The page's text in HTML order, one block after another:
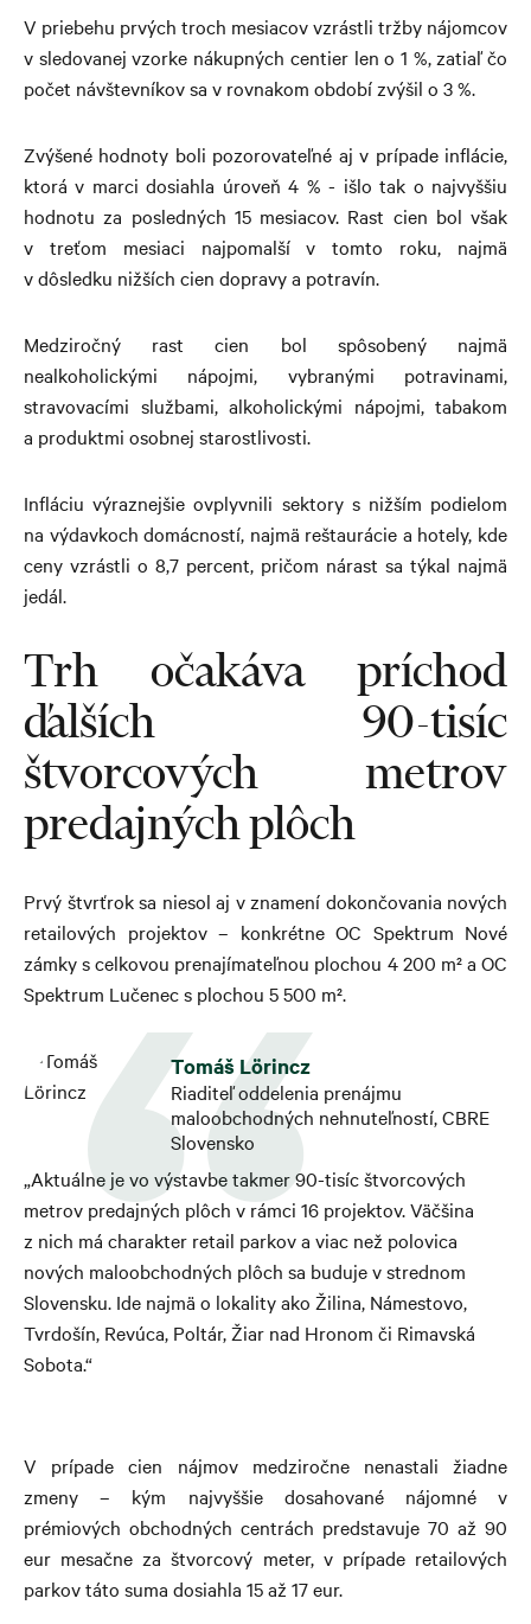
V priebehu prvých troch mesiacov vzrástli tržby nájomcov
v sledovanej vzorke nákupných centier len o 1 %, zatiaľ čo
počet návštevníkov sa v rovnakom období zvýšil o 3 %.
Zvýšené hodnoty boli pozorovateľné aj v prípade inflácie,
ktorá v marci dosiahla úroveň 4 % - išlo tak o najvyššiu
hodnotu za posledných 15 mesiacov. Rast cien bol však
v treťom mesiaci najpomalší v tomto roku, najmä
v dôsledku nižších cien dopravy a potravín.
Medziročný rast cien bol spôsobený najmä
nealkoholickými nápojmi, vybranými potravinami,
stravovacími službami, alkoholickými nápojmi, tabakom
a produktmi osobnej starostlivosti.
Infláciu výraznejšie ovplyvnili sektory s nižším podielom
na výdavkoch domácností, najmä reštaurácie a hotely, kde
ceny vzrástli o 8,7 percent, pričom nárast sa týkal najmä
jedál.
Trh očakáva príchod
ďalších 90-tisíc
štvorcových metrov
predajných plôch
Prvý štvrťrok sa niesol aj v znamení dokončovania nových
retailových projektov – konkrétne OC Spektrum Nové
zámky s celkovou prenajímateľnou plochou 4 200 m² a OC
Spektrum Lučenec s plochou 5 500 m².
Tomáš Lörincz
Riaditeľ oddelenia prenájmu
maloobchodných nehnuteľností, CBRE
Slovensko
„Aktuálne je vo výstavbe takmer 90-tisíc štvorcových
metrov predajných plôch v rámci 16 projektov. Väčšina
z nich má charakter retail parkov a viac než polovica
nových maloobchodných plôch sa buduje v strednom
Slovensku. Ide najmä o lokality ako Žilina, Námestovo,
Tvrdošín, Revúca, Poltár, Žiar nad Hronom či Rimavská
Sobota.“
V prípade cien nájmov medziročne nenastali žiadne
zmeny – kým najvyššie dosahované nájomné v
prémiových obchodných centrách predstavuje 70 až 90
eur mesačne za štvorcový meter, v prípade retailových
parkov táto suma dosiahla 15 až 17 eur.